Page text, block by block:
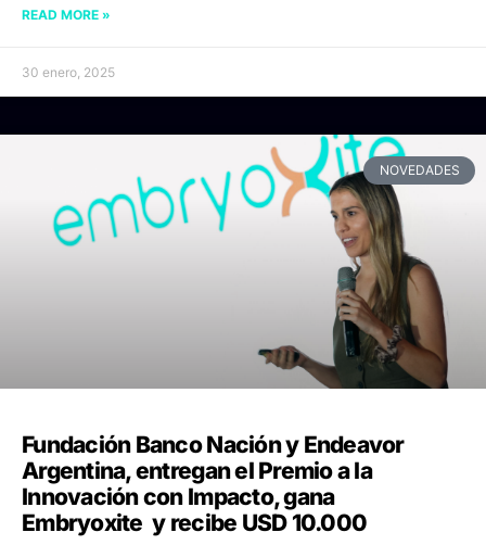
READ MORE »
30 enero, 2025
NOVEDADES
Fundación Banco Nación y Endeavor
Argentina, entregan el Premio a la
Innovación con Impacto, gana
Embryoxite y recibe USD 10.000